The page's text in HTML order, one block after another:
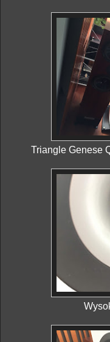
Triangle Genese